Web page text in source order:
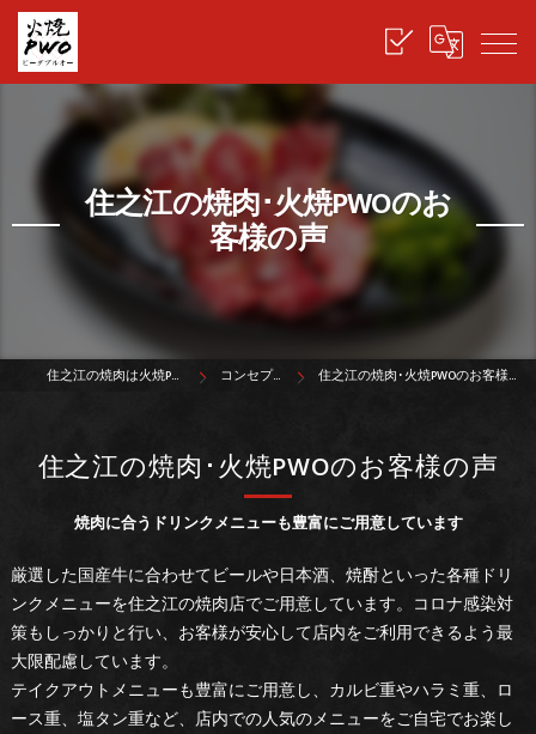
住之江の焼肉･火焼PWOのお
客様の声
住之江の焼肉は火焼PWO コンセプト 住之江の焼肉･火焼PWOのお客様の声
焼肉に合うドリンクメニューも豊富にご用意しています
住之江の焼肉･火焼PWOのお客様の声
厳選した国産牛に合わせてビールや日本酒、焼酎といった各種ドリ
ンクメニューを住之江の焼肉店でご用意しています。コロナ感染対
策もしっかりと行い、お客様が安心して店内をご利用できるよう最
大限配慮しています。
テイクアウトメニューも豊富にご用意し、カルビ重やハラミ重、ロ
ース重、塩タン重など、店内での人気のメニューをご自宅でお楽し